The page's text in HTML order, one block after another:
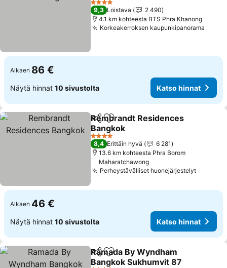
4 Tähtiluokitus
9,3 Loistava
2 490
4.1 km kohteesta BTS Phra Khanong
Korkeakerroksen kaupunkipanorama
Alkaen 86 €
Näytä hinnat 10 sivustolta Katso hinnat
Jaa Lisää suosikkeihin
Rembrandt Residences
Bangkok
4 Tähtiluokitus
8,4 Erittäin hyvä
6 281
13.6 km kohteesta Phra Borom
Maharatchawong
Perheystävälliset huonejärjestelyt
Alkaen 46 €
Näytä hinnat 10 sivustolta Katso hinnat
Jaa Lisää suosikkeihin
Ramada By Wyndham
Bangkok Sukhumvit 87